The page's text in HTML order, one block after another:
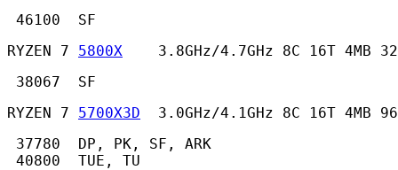
46100  SF
RYZEN 7 5800X
3.8GHz/4.7GHz 8C 16T 4MB
38067  SF
RYZEN 7 5700X3D
3.0GHz/4.1GHz 8C 16T 4MB
37780  DP, PK, SF, ARK
40800  TUE, TU